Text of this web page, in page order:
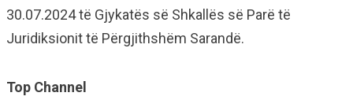
30.07.2024 të Gjykatës së Shkallës së Parë të
Juridiksionit të Përgjithshëm Sarandë.
Top Channel